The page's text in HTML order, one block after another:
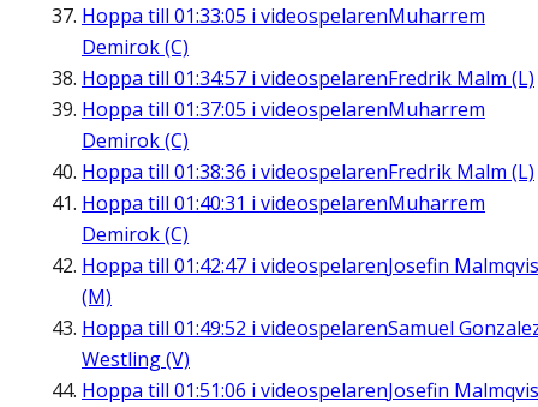
Hoppa till 01:33:05 i videospelarenMuharrem
Demirok (C)
Hoppa till 01:34:57 i videospelarenFredrik Malm (L)
Hoppa till 01:37:05 i videospelarenMuharrem
Demirok (C)
Hoppa till 01:38:36 i videospelarenFredrik Malm (L)
Hoppa till 01:40:31 i videospelarenMuharrem
Demirok (C)
Hoppa till 01:42:47 i videospelarenJosefin
(M)
Hoppa till 01:49:52 i videospelarenSamuel
Westling (V)
Hoppa till 01:51:06 i videospelarenJosefin